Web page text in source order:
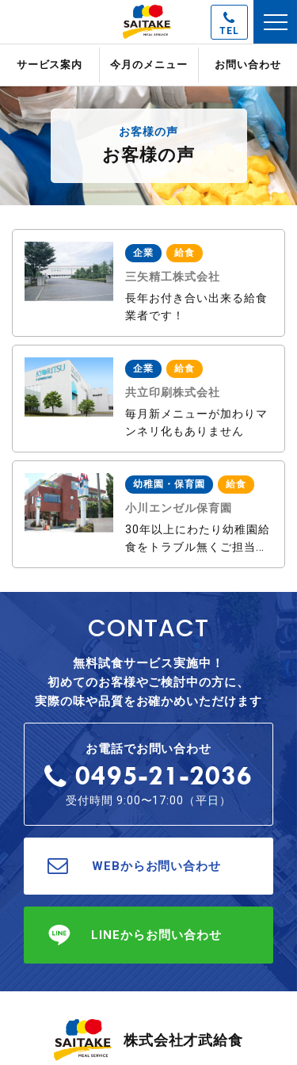
TEL
サービス案内 今月のメニュー お問い合わせ
お客様の声
お客様の声
企業 給食
三矢精工株式会社
長年お付き合い出来る給食
業者です！
企業 給食
共立印刷株式会社
毎月新メニューが加わりマ
ンネリ化もありません
幼稚園・保育園 給食
小川エンゼル保育園
30年以上にわたり幼稚園給
食をトラブル無くご担当い
CONTACT
無料試食サービス実施中！
初めてのお客様やご検討中の方に、
実際の味や品質をお確かめいただけます
お電話でお問い合わせ
0495-21-2036
受付時間 9:00〜17:00（平日）
WEBからお問い合わせ
LINEからお問い合わせ
株式会社才武給食